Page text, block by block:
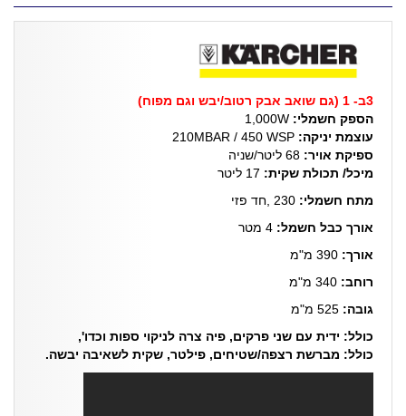
3ב- 1 (גם שואב אבק רטוב/יבש וגם מפוח)
הספק חשמלי:
עוצמת יניקה: 210MBAR / 450 WSP
ספיקת אויר:
מיכל/ תכולת שקית:
מתח חשמלי:
אורך כבל חשמל:
אורך:
רוחב: 340 מ"מ
גובה: 525 מ"מ
כולל: ידית עם שני פרקים, פיה צרה לניקוי ספות וכדו',
כולל: מברשת רצפה/שטיחים, פילטר, שקית לשאיבה יבשה.